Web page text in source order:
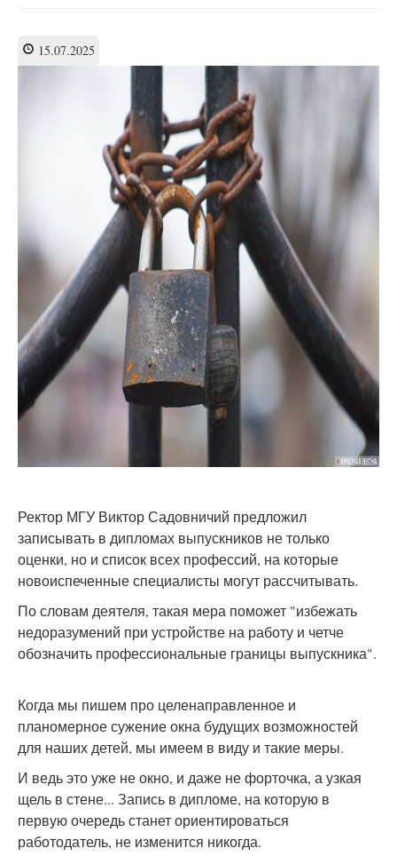
15.07.2025
Ректор МГУ Виктор Садовничий предложил
записывать в дипломах выпускников не только
оценки, но и список всех профессий, на которые
новоиспеченные специалисты могут рассчитывать.
По словам деятеля, такая мера поможет "избежать
недоразумений при устройстве на работу и четче
обозначить профессиональные границы выпускника".
Когда мы пишем про целенаправленное и
планомерное сужение окна будущих возможностей
для наших детей, мы имеем в виду и такие меры.
И ведь это уже не окно, и даже не форточка, а узкая
щель в стене... Запись в дипломе, на которую в
первую очередь станет ориентироваться
работодатель, не изменится никогда.